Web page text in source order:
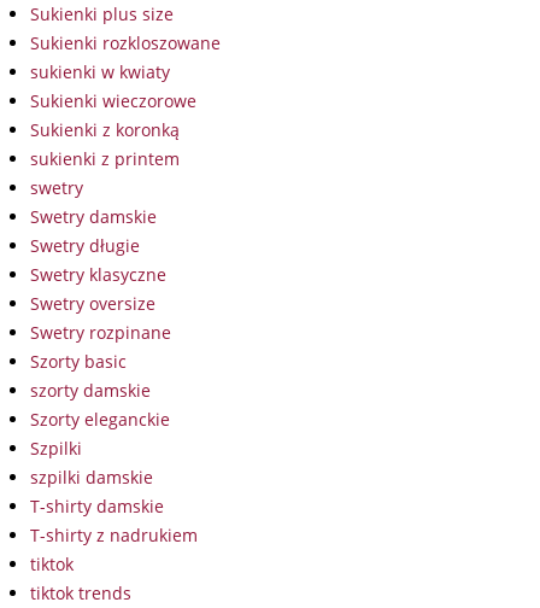
Sukienki plus size
Sukienki rozkloszowane
sukienki w kwiaty
Sukienki wieczorowe
Sukienki z koronką
sukienki z printem
swetry
Swetry damskie
Swetry długie
Swetry klasyczne
Swetry oversize
Swetry rozpinane
Szorty basic
szorty damskie
Szorty eleganckie
Szpilki
szpilki damskie
T-shirty damskie
T-shirty z nadrukiem
tiktok
tiktok trends